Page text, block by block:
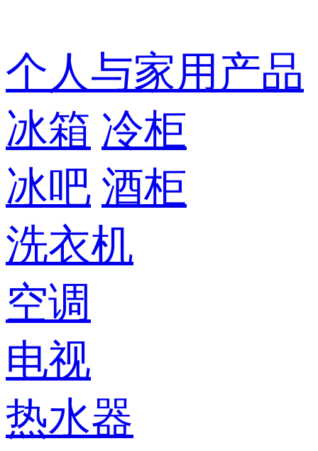
个人与家用产品
冰箱 冷柜
冰吧 酒柜
洗衣机
空调
电视
热水器